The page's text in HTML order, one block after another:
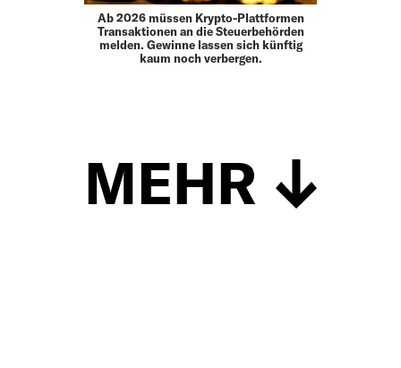
Ab 2026 müssen Krypto-Plattformen
Transaktionen an die Steuerbehörden
melden. Gewinne lassen sich künftig
kaum noch verbergen.
MEHR